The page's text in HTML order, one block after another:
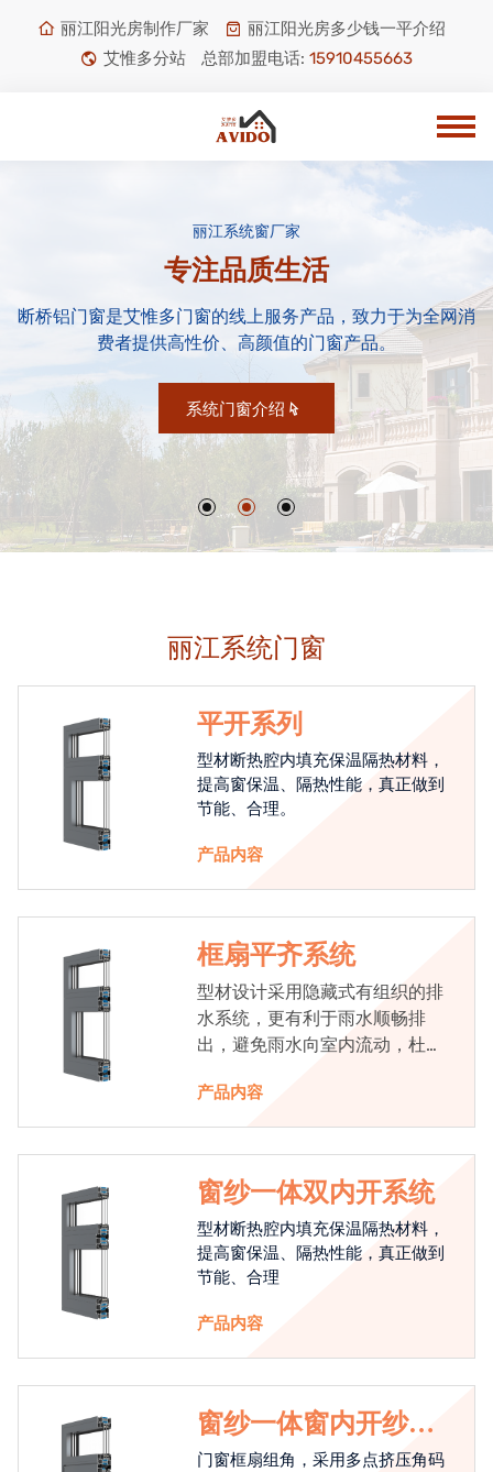
丽江阳光房制作厂家
丽江阳光房多少钱一平介绍
艾惟多分站
总部加盟电话: 15910455663
丽江系统窗厂家
专注品质生活
断桥铝门窗是艾惟多门窗的线上服务产品，致力于为全网消
费者提供高性价、高颜值的门窗产品。
系统门窗介绍
丽江系统门窗
平开系列
型材断热腔内填充保温隔热材料，
提高窗保温、隔热性能，真正做到
节能、合理。
产品内容
框扇平齐系统
型材设计采用隐藏式有组织的排
水系统，更有利于雨水顺畅排
出，避免雨水向室内流动，杜绝
产品内容
窗纱一体双内开系统
型材断热腔内填充保温隔热材料，
提高窗保温、隔热性能，真正做到
节能、合理
产品内容
窗纱一体窗内开纱外
开系统
门窗框扇组角，采用多点挤压角码